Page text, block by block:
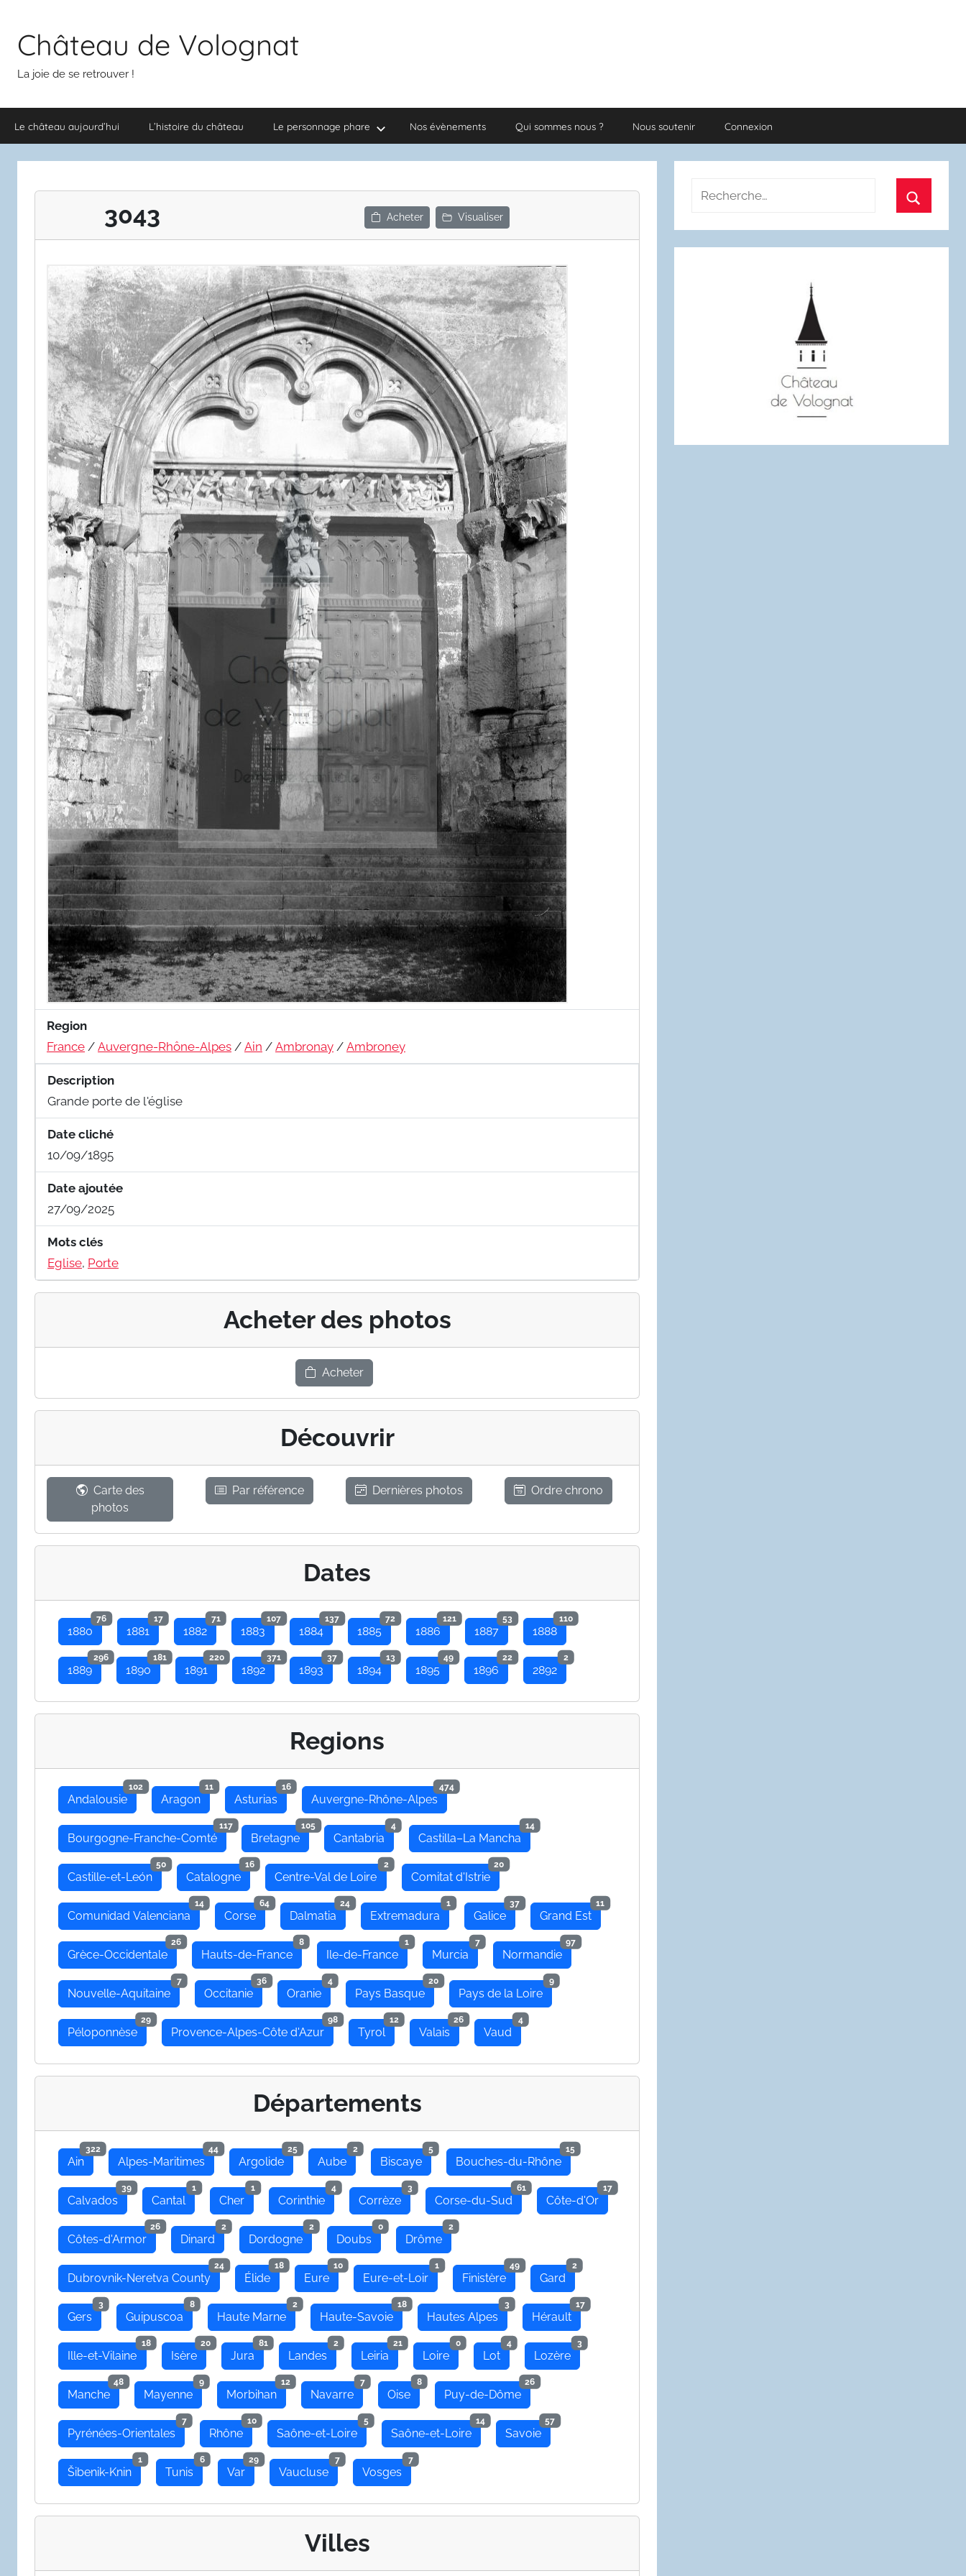
contenuChâteau de Volognat
La joie de se retrouver !
Le château aujourd’hui L’histoire du château Le personnage phare Nos évènements Qui sommes nous ? Nous soutenir Connexion
3043 Acheter Visualiser
Region
France / Auvergne-Rhône-Alpes / Ain / Ambronay / Ambroney
Description
Grande porte de l'église
Date cliché
10/09/1895
Date ajoutée
27/09/2025
Mots clés
Eglise, Porte
Acheter des photos
Acheter
Découvrir
Carte des
photos
Par référence Dernières photos Ordre chrono
Dates
1880
76
1881
17
1882
71
1883
107
1884
137
1885
72
1886
121
1887
53
1888
110
1889
296
1890
181
1891
220
1892
371
1893
37
1894
13
1895
49
1896
22
2892
2
Regions
Andalousie
102
Aragon
11
Asturias
16
Auvergne-Rhône-Alpes
474
Bourgogne-Franche-Comté
117
Bretagne
105
Cantabria
4
Castilla–La Mancha
14
Castille-et-León
50
Catalogne
16
Centre-Val de Loire
2
Comitat d'Istrie
20
Comunidad Valenciana
14
Corse
64
Dalmatia
24
Extremadura
1
Galice
37
Grand Est
11
Grèce-Occidentale
26
Hauts-de-France
8
Ile-de-France
1
Murcia
7
Normandie
97
Nouvelle-Aquitaine
7
Occitanie
36
Oranie
4
Pays Basque
20
Pays de la Loire
9
Péloponnèse
29
Provence-Alpes-Côte d'Azur
98
Tyrol
12
Valais
26
Vaud
4
Départements
Ain
322
Alpes-Maritimes
44
Argolide
25
Aube
2
Biscaye
5
Bouches-du-Rhône
15
Calvados
39
Cantal
1
Cher
1
Corinthie
4
Corrèze
3
Corse-du-Sud
61
Côte-d'Or
17
Côtes-d'Armor
26
Dinard
2
Dordogne
2
Doubs
0
Drôme
2
Dubrovnik-Neretva County
24
Élide
18
Eure
10
Eure-et-Loir
1
Finistère
49
Gard
2
Gers
3
Guipuscoa
8
Haute Marne
2
Haute-Savoie
18
Hautes Alpes
3
Hérault
17
Ille-et-Vilaine
18
Isère
20
Jura
81
Landes
2
Leiria
21
Loire
0
Lot
4
Lozère
3
Manche
48
Mayenne
9
Morbihan
12
Navarre
7
Oise
8
Puy-de-Dôme
26
Pyrénées-Orientales
7
Rhône
10
Saône-et-Loire
5
Saône-et-Loire
14
Savoie
57
Šibenik-Knin
1
Tunis
6
Var
29
Vaucluse
7
Vosges
7
Villes
Recherche
: